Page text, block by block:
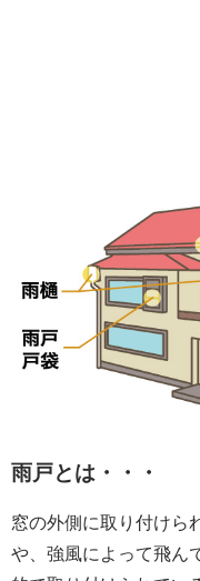
雨戸とは・・・
窓の外側に取り付けら
や、強風によって飛ん